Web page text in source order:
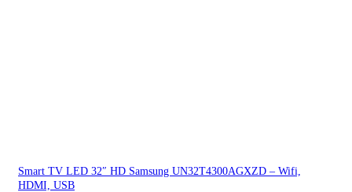
Smart TV LED 32″ HD Samsung UN32T4300AGXZD – Wifi,
HDMI, USB